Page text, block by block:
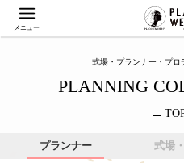
メニュー
式場・プランナー・プロ
PLANNING
プランナー 式場